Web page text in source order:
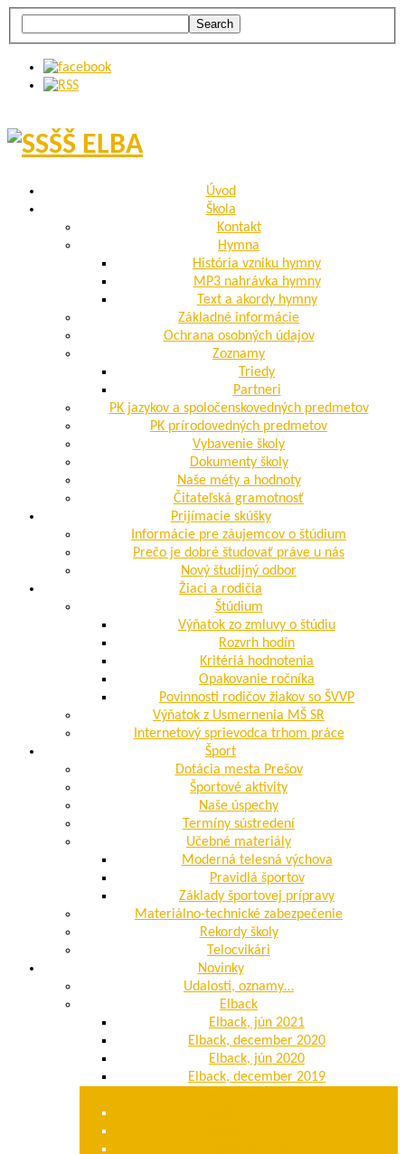
Úvod
Škola
Kontakt
Hymna
História vzniku hymny
MP3 nahrávka hymny
Text a akordy hymny
Základné informácie
Ochrana osobných údajov
Zoznamy
Triedy
Partneri
PK jazykov a spoločenskovedných predmetov
PK prírodovedných predmetov
Vybavenie školy
Dokumenty školy
Naše méty a hodnoty
Čitateľská gramotnosť
Prijímacie skúšky
Informácie pre záujemcov o štúdium
Prečo je dobré študovať práve u nás
Nový študijný odbor
Žiaci a rodičia
Štúdium
Výňatok zo zmluvy o štúdiu
Rozvrh hodín
Kritériá hodnotenia
Opakovanie ročníka
Povinnosti rodičov žiakov so ŠVVP
Výňatok z Usmernenia MŠ SR
Internetový sprievodca trhom práce
Šport
Dotácia mesta Prešov
Športové aktivity
Naše úspechy
Termíny sústredení
Učebné materiály
Moderná telesná výchova
Pravidlá športov
Základy športovej prípravy
Materiálno-technické zabezpečenie
Rekordy školy
Telocvikári
Novinky
Udalosti, oznamy…
Elback
Elback, jún 2021
Elback, december 2020
Elback, jún 2020
Elback, december 2019